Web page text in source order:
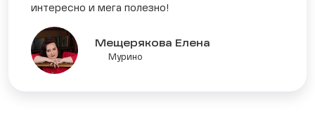
интересно и мега полезно!
Мещерякова Елена
Мурино